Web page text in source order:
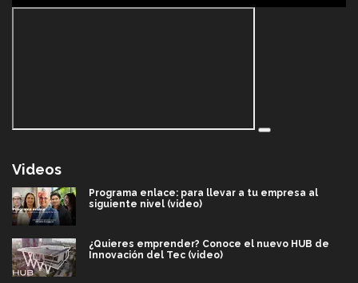
Videos
Programa enlace: para llevar a tu empresa al
siguiente nivel (video)
¿Quieres emprender? Conoce el nuevo HUB de
Innovación del Tec (video)